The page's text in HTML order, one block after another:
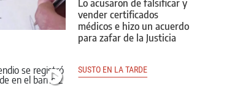
Lo acusaron de falsificar y
vender certificados
médicos e hizo un acuerdo
para zafar de la Justicia
SUSTO EN LA TARDE